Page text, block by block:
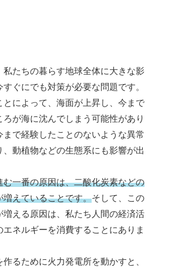
私たちの暮らす地球全体に大きな影
ぐにでも対策が必要な問題です。
とによって、海面が上昇し、今まで
ろが海に沈んでしまう可能性があり
まで経験したことのないような異常
、動植物などの生態系にも影響が出
む一番の原因は、二酸化炭素などの
増えていることです。そして、この
増える原因は、私たち人間の経済活
エネルギーを消費することにありま
るために火力発電所を動かすと、